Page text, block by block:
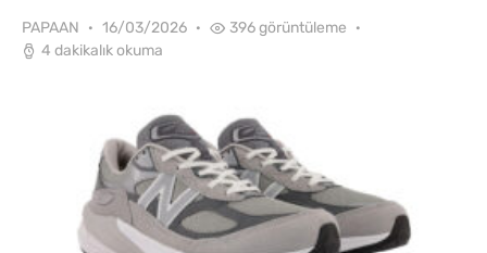
PAPAAN 16/03/2026
396 görüntüleme
4 dakikalık okuma